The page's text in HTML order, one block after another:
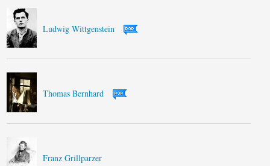
Ludwig Wittgenstein
Thomas Bernhard
Franz Grillparzer